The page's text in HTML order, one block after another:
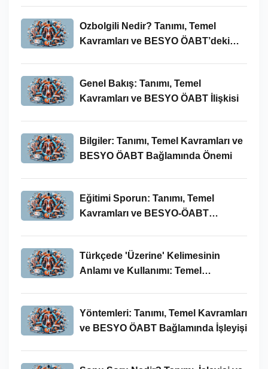
Ozbolgili Nedir? Tanımı, Temel
Kavramları ve BESYO ÖABT’deki
Genel Bakış: Tanımı, Temel
Kavramları ve BESYO ÖABT İlişkisi
Bilgiler: Tanımı, Temel Kavramları ve
BESYO ÖABT Bağlamında Önemi
Eğitimi Sporun: Tanımı, Temel
Kavramları ve BESYO-ÖABT
Türkçede 'Üzerine' Kelimesinin
Anlamı ve Kullanımı: Temel
Yöntemleri: Tanımı, Temel Kavramları
ve BESYO ÖABT Bağlamında İşleyişi